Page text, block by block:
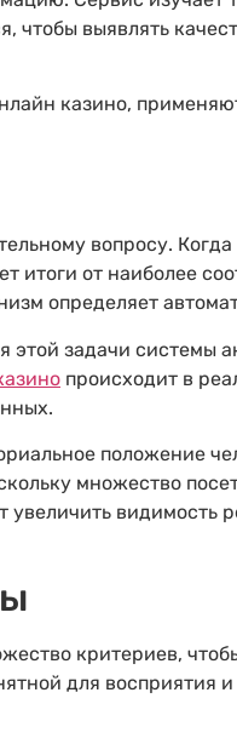
чтобы выявлять
казино,
вопросу. Когда
итоги от наиболее
определяет
этой задачи системы
происходит в
положение
множество
увеличить видимость
критериев,
для восприятия